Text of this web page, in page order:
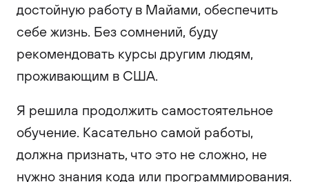
достойную работу в Майами, обеспечить
себе жизнь. Без сомнений, буду
рекомендовать курсы другим людям,
проживающим в США.
Я решила продолжить самостоятельное
обучение. Касательно самой работы,
должна признать, что это не сложно, не
нужно знания кода или программирования.